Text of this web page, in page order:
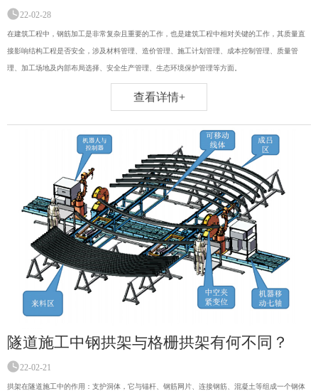
22-02-28
在建筑工程中，钢筋加工是非常复杂且重要的工作，也是建筑工程中相对关键的工作，其质量直
接影响结构工程是否安全，涉及材料管理、造价管理、施工计划管理、成本控制管理、质量管
理、加工场地及内部布局选择、安全生产管理、生态环境保护管理等方面。
查看详情+
隧道施工中钢拱架与格栅拱架有何不同？
22-02-21
拱架在隧道施工中的作用：支护洞体，它与锚杆、钢筋网片、连接钢筋、混凝土等组成一个钢体